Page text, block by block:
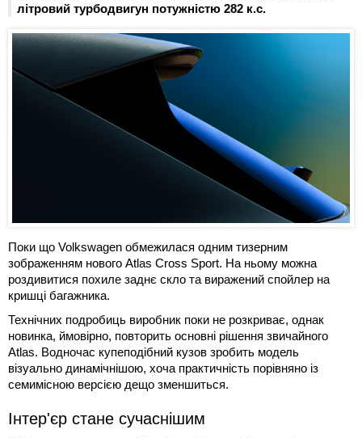
літровий турбодвигун потужністю 282 к.с.
Поки що Volkswagen обмежилася одним тизерним
зображенням нового Atlas Cross Sport. На ньому можна
роздивитися похиле заднє скло та виражений спойлер на
кришці багажника.
Технічних подробиць виробник поки не розкриває, однак
новинка, ймовірно, повторить основні рішення звичайного
Atlas. Водночас купеподібний кузов зробить модель
візуально динамічнішою, хоча практичність порівняно із
семимісною версією дещо зменшиться.
Інтер'єр стане сучаснішим